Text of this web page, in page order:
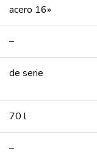
acero 16»
–
de serie
70 l
–